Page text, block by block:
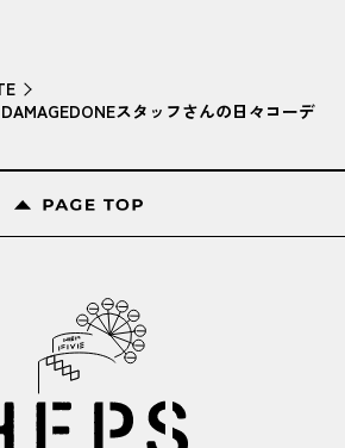
スタッフさんの日々コーデ